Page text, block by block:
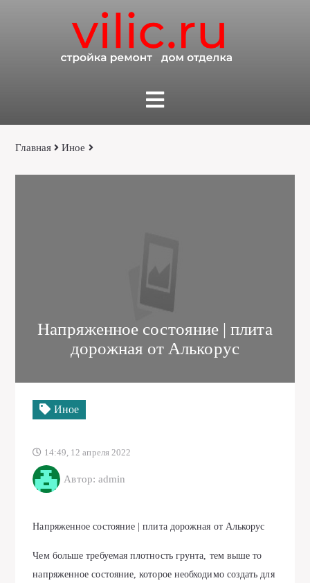
Главная Иное
Напряженное состояние | плита
дорожная от Алькорус
Иное
14:49, 12 апреля 2022
Автор: admin
Напряженное состояние | плита дорожная от Алькорус
Чем больше требуемая плотность грунта, тем выше то
напряженное состояние, которое необходимо создать для